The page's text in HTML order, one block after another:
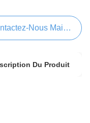
Nous Maintenant
Du Produit